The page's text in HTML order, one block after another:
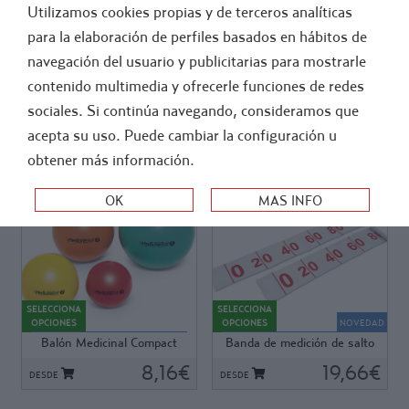
- ATLETISMO > JUGANDO AL ATLETISMO
LANZAMIENTOS
ORDEN:
SELECCIONA
OPCIONES
Balón Medicinal Compact
DESDE 8,16€
Ref: K495
Inmejorable relación calidad
precio. Muy resistentes,
material plástico blando de
diámetro reducido, compacto
y sin capacidad de bote. Masa
interior de agua que no se
mueve durante el uso del
SELECCIONA
OPCIONES
NOVEDAD
Banda de medición de salto
y lanzamientos
DESDE 19,66€
Ref: K050
Bandas de medición para
Saltos y lanzamientos.
Fabricada en tela de vinilo con
números impresos muy
visibles. Muy resistente.
Escala en intervalos de 20
Utilizamos cookies propias y de terceros analíticas
para la elaboración de perfiles basados en hábitos de
navegación del usuario y publicitarias para mostrarle
contenido multimedia y ofrecerle funciones de redes
sociales. Si continúa navegando, consideramos que
acepta su uso. Puede cambiar la configuración u
obtener más información.